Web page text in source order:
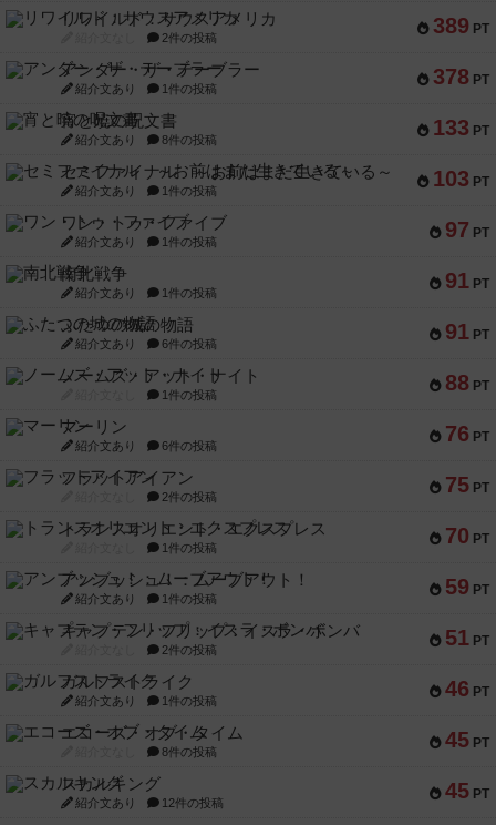
389 PT
リワイルド：サウスアメリカ
2件の投稿
378 PT
アンダー・ザ・テーブラー
紹介文あり 1件の投稿
133 PT
宵と暁の呪文書
紹介文あり 8件の投稿
103 PT
セミファイナル ～お前はまだ生きている～
紹介文あり 1件の投稿
97 PT
ワン・トゥ・ファイブ
紹介文あり 1件の投稿
91 PT
南北戦争
紹介文あり 1件の投稿
91 PT
ふたつの城の物語
紹介文あり 6件の投稿
88 PT
ノームズ・アット・ナイト
1件の投稿
76 PT
マーリン
紹介文あり 6件の投稿
75 PT
フラットアイアン
2件の投稿
70 PT
トランスオリエント・エクスプレス
1件の投稿
59 PT
アンブッシュ！：ムーブアウト！
紹介文あり 1件の投稿
51 PT
キャプテン・フリップ：イスラ・ボンバ
2件の投稿
46 PT
ガルフストライク
紹介文あり 1件の投稿
45 PT
エコーズ・オブ・タイム
8件の投稿
45 PT
スカルキング
紹介文あり 12件の投稿